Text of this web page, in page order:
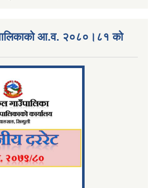
आ.व. २०८०।८१ को